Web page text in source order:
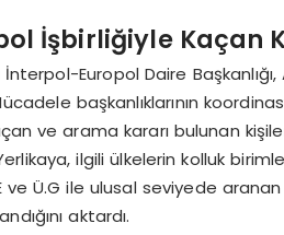
İşbirliğiyle Kaçan
Europol Daire
başkanlıklarının
ve arama kararı bulunan
ilgili ülkelerin kolluk
Ü.G ile ulusal seviyede aranan
aktardı.